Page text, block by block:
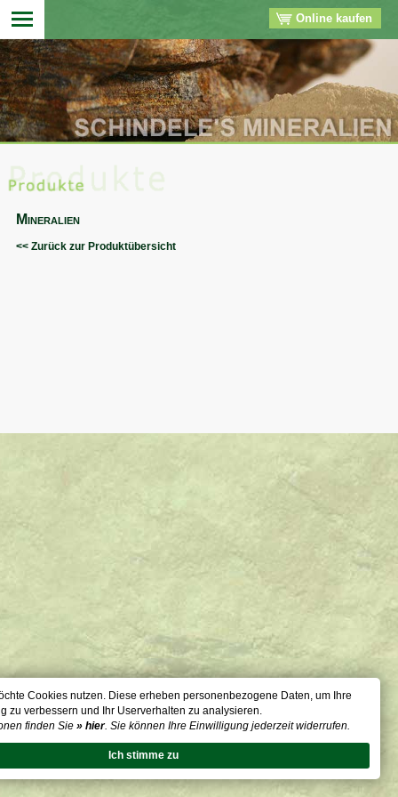
Cookies nutzen. Diese erheben personenbezogene Daten, um Ihre
zu verbessern und Ihr Userverhalten zu analysieren.
finden Sie » hier. Sie können Ihre Einwilligung jederzeit widerrufen.
Ich stimme zu
Online kaufen
▼
▼
Mineralien
<< Zurück zur Produktübersicht